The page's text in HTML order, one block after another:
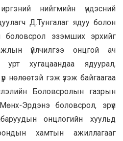
нийгмийн үндэсний
Д.Тунгалаг ядуу болон
боловсрол эзэмших эрхийг
үйлчилгээ онцгой ач
урт хугацаандаа ядуурал,
нөлөөтэй гэж үзэж байгаагаа
Боловсролын газрын
Эрдэнэ боловсрол, эрүүл
онцлогийн хуульд
хамтын ажиллагааг